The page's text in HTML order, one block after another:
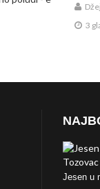
Džej
3
Jesen u